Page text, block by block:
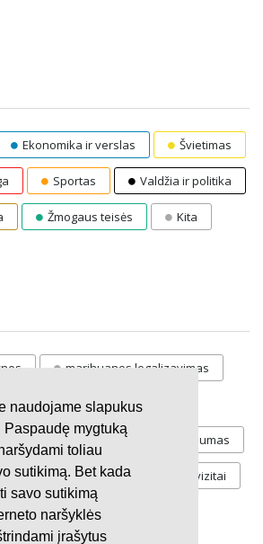
naudojame slapukus
Paspaudę mygtuką
toliau
sutikimą. Bet kada
savo sutikimą
naršyklės
įrašytus
Ekonomika ir verslas Švietimas
Sportas Valdžia ir politika
Žmogaus teisės Kita
marihuanos legalizavimas
vaiku atemimas
atostogos referendumas
Valandos Rekvizitai
Investicijos